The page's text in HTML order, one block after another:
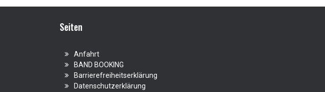
Seiten
Anfahrt
BAND BOOKING
Barrierefreiheitserklärung
Datenschutzerklärung